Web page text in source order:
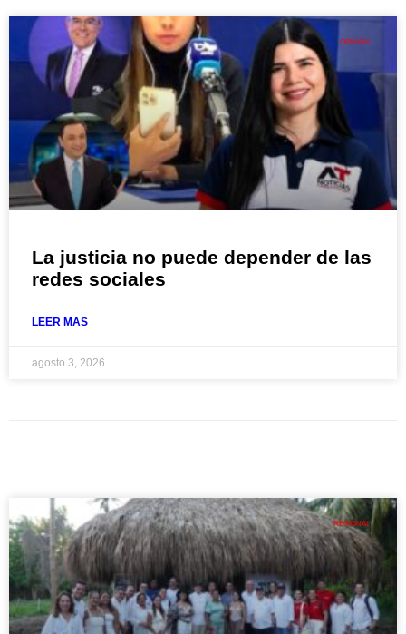
OPINIÓN
La justicia no puede depender de las
redes sociales
LEER MAS
agosto 3, 2026
REGIONAL